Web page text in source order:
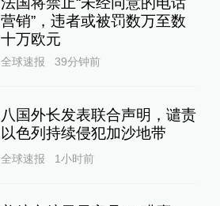
营销”，违者或被罚数万至数
十万欧元
全球速报 39分钟前
八国外长发表联合声明，谴责
以色列持续侵犯加沙地带
全球速报 1小时前